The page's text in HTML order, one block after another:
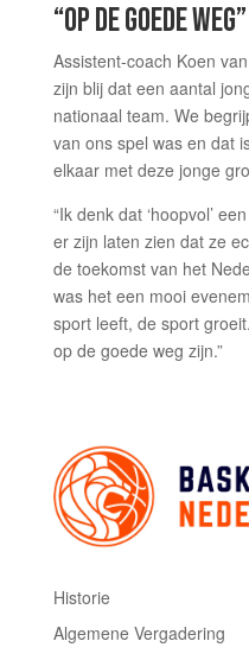
“OP DE GOEDE WEG”
Assistent-coach Koen
zijn blij dat een aantal
nationaal team. We
van ons spel was en dat
elkaar met deze jonge
“Ik denk dat ‘hoopvol’
er zijn laten zien dat ze
de toekomst van het
was het een mooi
sport leeft, de sport
op de goede weg zijn.”
Historie
Algemene Vergadering